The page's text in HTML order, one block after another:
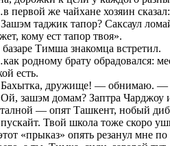
первой же чайхане хозяин сказал:
таджик тапор? Саксаул
кому ест тапор твоя».
Тимша знакомца встретил.
родному брату обрадовался:
есть.
дружище! — обнимаю. —
зашэм домам? Заптра Чарджоу
— опят Ташкент, нобый
Твой школа тоже скоро
«прыказ» опять резанул мне